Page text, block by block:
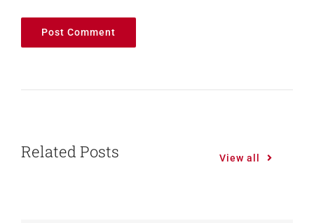
Related Posts View all